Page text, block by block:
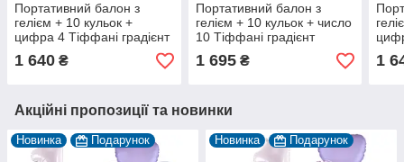
Портативний балон з
гелієм + 10 кульок +
цифра 4 Тіффані градієнт
1 640 ₴
Портативний балон з
гелієм + 10 кульок + число
10 Тіффані градієнт
1 695₴ 1
Акційні пропозиції та новинки
Новинка Подарунок Новинка Подарунок